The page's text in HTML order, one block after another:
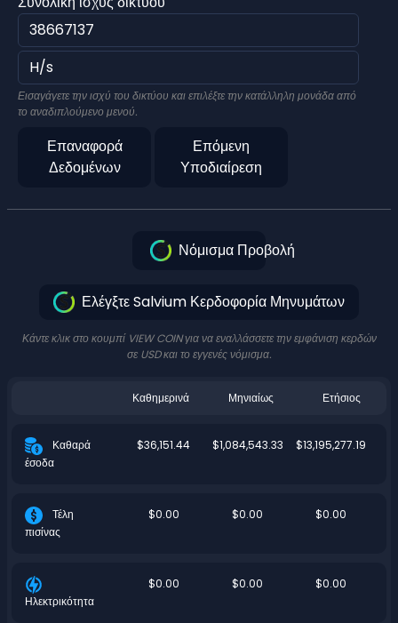
Εισαγάγετε την ισχύ του δικτύου και επιλέξτε την κατάλληλη μονάδα από
το αναδιπλούμενο μενού.
Επαναφορά
Δεδομένων
Επόμενη
Υποδιαίρεση
Νόμισμα Προβολή
Ελέγξτε Salvium Κερδοφορία Μηνυμάτων
Κάντε κλικ στο κουμπί VIEW COIN για να εναλλάσσετε την εμφάνιση κερδών
σε USD και το εγγενές νόμισμα.
Καθημερινά Μηνιαίως Ετήσιος
Καθαρά
έσοδα
$36,151.44 $1,084,543.33 $13,195,277.19
Τέλη
πισίνας
$0.00 $0.00 $0.00
Ηλεκτρικότητα
$0.00 $0.00 $0.00